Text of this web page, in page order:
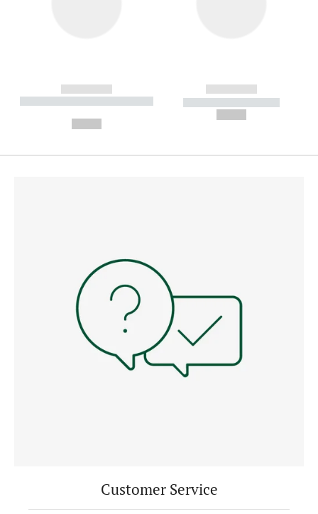
------------
----------- ----------- --------
------------
----------- -----------
Customer Service